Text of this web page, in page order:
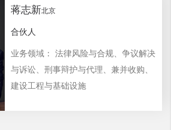
蒋志新北京
合伙人
业务领域： 法律风险与合规、争议解决
与诉讼、刑事辩护与代理、兼并收购、
建设工程与基础设施